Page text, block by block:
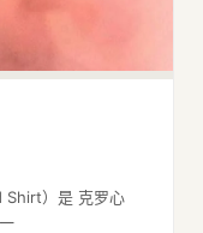
Shirt）是 克罗心